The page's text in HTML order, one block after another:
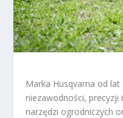
Marka Husqvarna od
niezawodności,
narzędzi ogrodniczych